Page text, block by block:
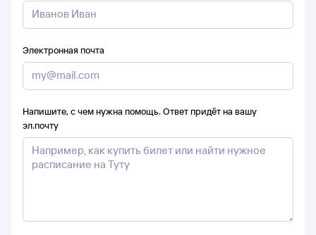
Электронная почта
Напишите, с чем нужна помощь. Ответ придёт на вашу
эл.почту